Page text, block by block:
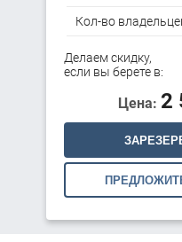
Кол-во
Делаем скидку,
если вы берете в:
Цена: 2